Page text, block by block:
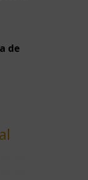
de